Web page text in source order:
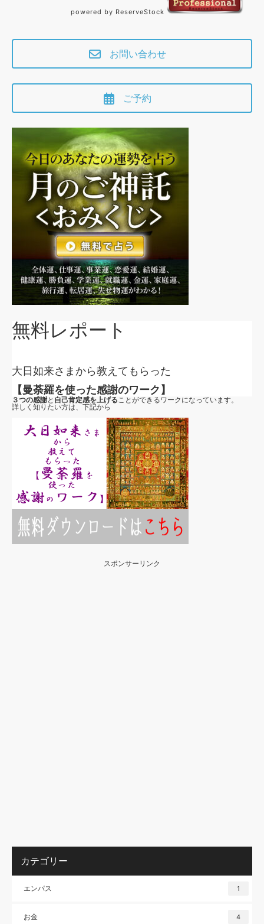
powered by ReserveStock
お問い合わせ
ご予約
無料レポート
大日如来さまから教えてもらった
【曼荼羅を使った感謝のワーク】
３つの感謝と 自己肯定感を上げることができるワークになっています。
詳しく知りたい方は、下記から
スポンサーリンク
カテゴリー
エンパス 1
お金 4